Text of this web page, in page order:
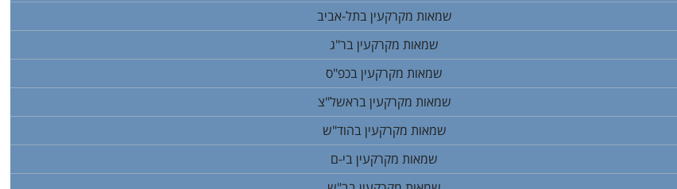
שמאות מקרקעין בתל-אביב
שמאות מקרקעין בר"ג
שמאות מקרקעין בכפ"ס
שמאות מקרקעין בראשל"צ
שמאות מקרקעין בהוד"ש
שמאות מקרקעין בי-ם